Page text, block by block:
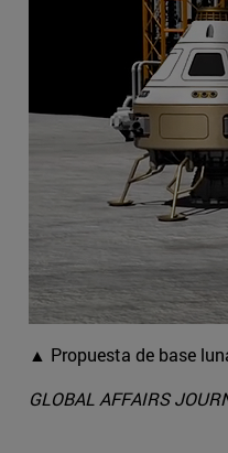
▲ Propuesta de base
GLOBAL AFFAIRS